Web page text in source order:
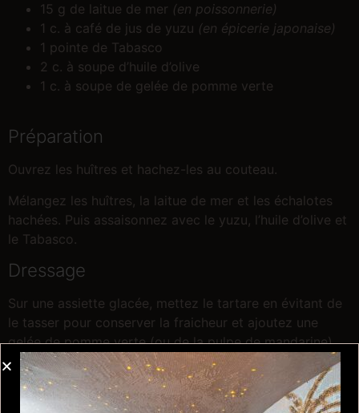
15 g de laitue de mer (en poissonnerie)
1 c. à café de jus de yuzu (en épicerie japonaise)
1 pointe de Tabasco
2 c. à soupe d’huile d’olive
1 c. à soupe de gelée de pomme verte
Préparation
Ouvrez les huîtres et hachez-les au couteau.
Mélangez les huîtres, la laitue de mer et les échalotes
hachées. Puis assaisonnez avec le yuzu, l’huile d’olive et
le Tabasco.
Dressage
Sur une assiette glacée, mettez le tartare en évitant de
le tasser pour conserver la fraicheur et ajoutez une
gelée de pomme verte (ou de la pulpe de mandarine).
Astuce et Suggestion
Vous pouvez remplacer le jus de yuzu par du jus de